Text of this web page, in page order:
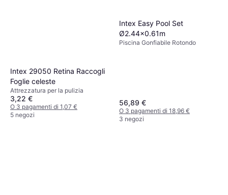
Intex 29050 Retina Raccogli
Foglie celeste
Attrezzatura per la pulizia
3,22 €
O 3 pagamenti di 1,07 €
5 negozi
Intex Easy Pool Set
Ø2.44x0.61m
Piscina Gonfiabile Rotondo
56,89 €
O 3 pagamenti di 18,96 €
3 negozi